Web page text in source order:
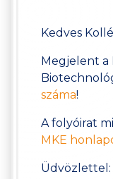
Kedves
Megjelent a
száma!
A folyóirat
MKE
Üdvözlettel: